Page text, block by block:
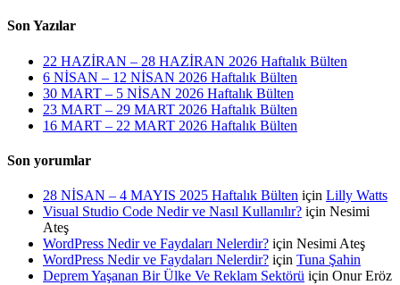
Son Yazılar
22 HAZİRAN – 28 HAZİRAN 2026 Haftalık Bülten
6 NİSAN – 12 NİSAN 2026 Haftalık Bülten
30 MART – 5 NİSAN 2026 Haftalık Bülten
23 MART – 29 MART 2026 Haftalık Bülten
16 MART – 22 MART 2026 Haftalık Bülten
Son yorumlar
28 NİSAN – 4 MAYIS 2025 Haftalık Bülten için Lilly Watts
Visual Studio Code Nedir ve Nasıl Kullanılır? için Nesimi
Ateş
WordPress Nedir ve Faydaları Nelerdir? için Nesimi Ateş
WordPress Nedir ve Faydaları Nelerdir? için Tuna Şahin
Deprem Yaşanan Bir Ülke Ve Reklam Sektörü için Onur Eröz